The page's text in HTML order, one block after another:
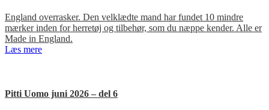
England overrasker. Den velklædte mand har fundet 10 mindre
mærker inden for herretøj og tilbehør, som du næppe kender. Alle er
Made in England.
Læs mere
Pitti Uomo juni 2026 – del 6